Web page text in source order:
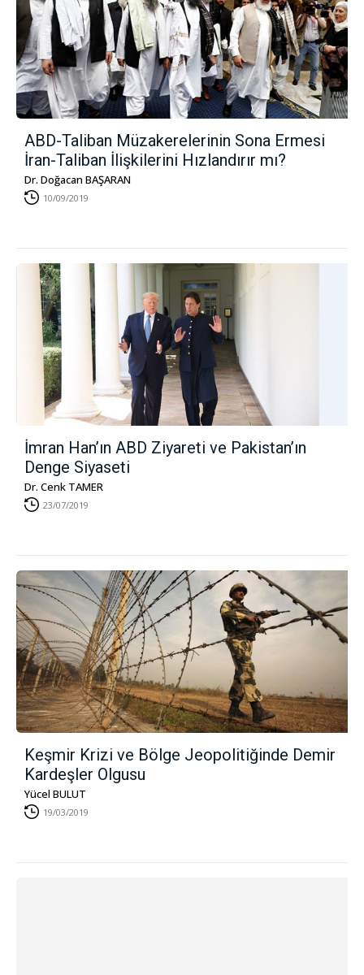
ABD-Taliban Müzakerelerinin Sona Ermesi
İran-Taliban İlişkilerini Hızlandırır mı?
Dr. Doğacan BAŞARAN
10/09/2019
İmran Han’ın ABD Ziyareti ve Pakistan’ın
Denge Siyaseti
Dr. Cenk TAMER
23/07/2019
Keşmir Krizi ve Bölge Jeopolitiğinde Demir
Kardeşler Olgusu
Yücel BULUT
19/03/2019